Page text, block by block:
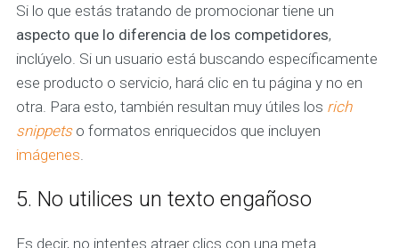
Si lo que estás tratando de promocionar tiene un
aspecto que lo diferencia de los competidores,
inclúyelo. Si un usuario está buscando específicamente
ese producto o servicio, hará clic en tu página y no en
otra. Para esto, también resultan muy útiles los rich
snippetso formatos enriquecidos que incluyen
imágenes
5. No utilices un texto engañoso
Es decir, no intentes atraer clics con una meta